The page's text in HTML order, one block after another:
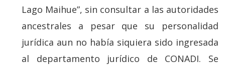
Lago Maihue”, sin consultar a las autoridades
ancestrales a pesar que su personalidad
jurídica aun no había siquiera sido ingresada
al departamento jurídico de CONADI. Se